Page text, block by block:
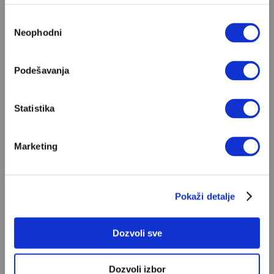
сагласности
Neophodni
Podešavanja
Statistika
Marketing
Pokaži detalje
Dozvoli sve
Dozvoli izbor
S Bogom na "ti"
tek retki mogu da podnesu slobodu
Ivan Lalić: Ovo je moja lista 10
najboljih romana
Od Dragoslava Mihailovića i Meše Selimovića,
do Mihaila Lalića i Slavenke Drakulić...